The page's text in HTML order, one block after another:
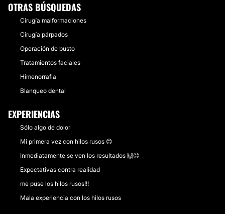
OTRAS BÚSQUEDAS
Cirugía malformaciones
Cirugía párpados
Operación de busto
Tratamientos faciales
Himenorrafia
Blanqueo dental
EXPERIENCIAS
Sólo algo de dolor
Mi primera vez con hilos rusos 😊
Inmediatamente se ven los resultados 🙌😊
Expectativas contra realidad
me puse los hilos rusos!!!
Mala experiencia con los hilos rusos